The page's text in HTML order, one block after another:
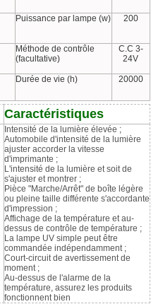
Puissance par lampe (w) 200
Méthode de contrôle
(facultative)
C.C 3-
24V
Durée de vie (h) 20000
Caractéristiques
Intensité de la lumière élevée ;
Automobile d'intensité de la lumière
ajuster accorder la vitesse
d'imprimante ;
L'intensité de la lumière et soit de
s'ajuster et montrer ;
Pièce "Marche/Arrêt" de boîte légère
ou pleine taille différente s'accordante
d'impression ;
Affichage de la température et au-
dessus de contrôle de température ;
La lampe UV simple peut être
commandée indépendamment ;
Court-circuit de avertissement de
moment ;
Au-dessus de l'alarme de la
température, assurez les produits
fonctionnent bien